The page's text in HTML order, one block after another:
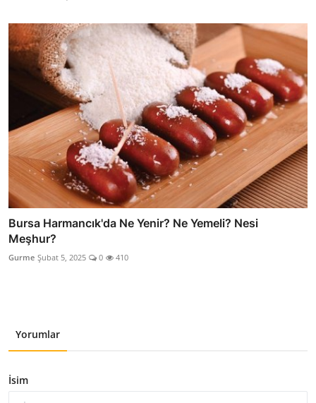
Bursa Harmancık'da Ne Yenir? Ne Yemeli? Nesi
Meşhur?
Gurme Şubat 5, 2025 0 410
Yorumlar
İsim